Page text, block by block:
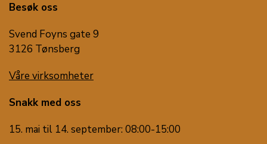
Besøk oss
Svend Foyns gate 9
3126 Tønsberg
Våre virksomheter
Snakk med oss
15. mai til 14. september: 08:00-15:00